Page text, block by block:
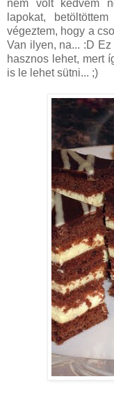
nem volt kedvem
lapokat,
végeztem, hogy a
Van ilyen, na... :D
hasznos lehet, mert
is le lehet sütni... ;)